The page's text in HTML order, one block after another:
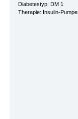
Diabetestyp: DM 1
Therapie: Insulin-Pumpe